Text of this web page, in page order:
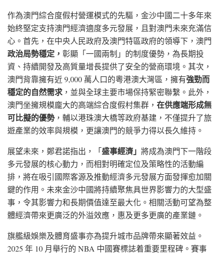
作為澳門綜合度假村營運模式的先驅，金沙中國二十多年來
始終堅定支持澳門經濟適度多元發展，且對澳門未來充滿信
心。首先，在中央人民政府及澳門特區政府的領導下，澳門
政治局勢穩定， 彰顯「一國兩制」的制度優勢，為長期投
資、持續開發及高質量增長提供了安全的營商環境。其次，
澳門背靠擁有近 9,000 萬人口的粵港澳大灣區，擁有強勁而
穩定的自然需求 ，並與全球主要市場保持緊密聯繫。此外，
澳門坐擁規模龐大的高端綜合度假村集群， 在供應端形成無
可比擬的優勢，輔以港珠澳大橋等政府基建，不僅提升了旅
遊產業的效率與規模，更讓澳門的競爭力得以長久維持。
展望未來，鄭君諾指出，「盛事經濟」 將成為澳門下一階段
多元發展的核心動力，而相對明確定位及策略性的活動編
排，將在吸引國際客源及推動經濟多元發展方面發揮愈加關
鍵的作用。未來金沙中國將持續聚焦具世界影響力的大型盛
事，令其影響力和長期價值達至最大化。相關活動可望為整
體經濟帶來更廣泛的外溢效應，惠及更多更廣的產業鏈。
旗艦級娛樂及體育盛事亦為提升城市品牌帶來顯著效益。
2025 年 10 月舉行的 NBA 中國賽標誌着重要里程碑。賽事